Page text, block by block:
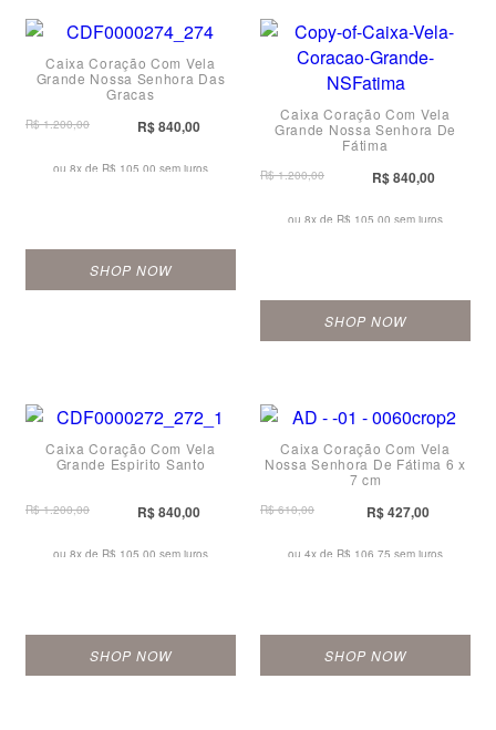
Caixa Coração Com Vela
Grande Nossa Senhora Das
Graças
R$ 1.200,00 R$ 840,00
ou 8x de R$ 105,00 sem juros
SHOP NOW
Caixa Coração Com Vela
Grande Nossa Senhora De
Fátima
R$ 1.200,00 R$ 840,00
ou 8x de R$ 105,00 sem juros
SHOP NOW
Caixa Coração Com Vela
Grande Espirito Santo
R$ 1.200,00 R$ 840,00
ou 8x de R$ 105,00 sem juros
SHOP NOW
Caixa Coração Com Vela
Nossa Senhora De Fátima 6 x
7 cm
R$ 610,00 R$ 427,00
ou 4x de R$ 106,75 sem juros
SHOP NOW